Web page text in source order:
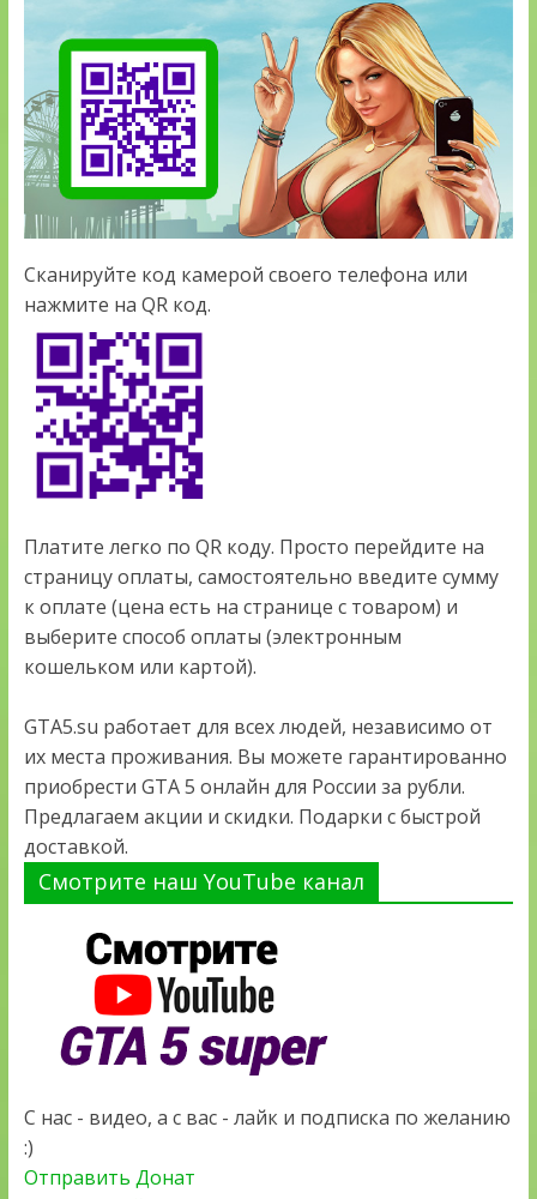
Сканируйте код камерой своего телефона или
нажмите на QR код.
Платите легко по QR коду. Просто перейдите на
страницу оплаты, самостоятельно введите сумму
к оплате (цена есть на странице с товаром) и
выберите способ оплаты (электронным
кошельком или картой).
GTA5.su работает для всех людей, независимо от
их места проживания. Вы можете гарантированно
приобрести GTA 5 онлайн для России за рубли.
Предлагаем акции и скидки. Подарки с быстрой
доставкой.
Смотрите наш YouTube канал
С нас - видео, а с вас - лайк и подписка по желанию
:)
Отправить Донат